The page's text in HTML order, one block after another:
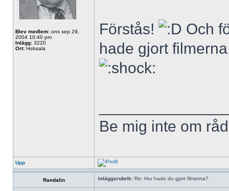
Blev medlem: ons sep 29,
2004 10:40 pm
Inlägg: 3220
Ort: Hobsala
Förstås!
Och
hade gjort
Be mig inte om
Upp
Randalin Inläggsrubrik: Re: Hur hade du gjort filmerna?